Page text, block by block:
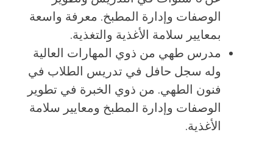
الوصفات وإدارة المطبخ. معرفة واسعة
بمعايير سلامة الأغذية والتغذية.
مدرس طهي من ذوي المهارات العالية
وله سجل حافل في تدريس الطلاب في
فنون الطهي. من ذوي الخبرة في تطوير
الوصفات وإدارة المطبخ ومعايير سلامة
الأغذية.